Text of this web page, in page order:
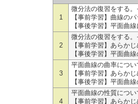
1
微分法の復習をする
【事前学習】曲線の
【事後学習】平面曲
2
微分法の復習をする
【事前学習】あらか
【事後学習】平面曲
3
平面曲線の曲率につ
【事前学習】あらか
【事後学習】平面曲
4
平面曲線の性質につ
【事前学習】あらか